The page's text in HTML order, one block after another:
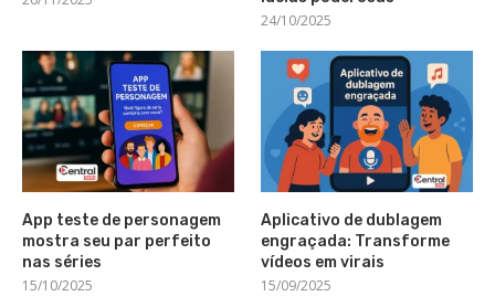
24/10/2025
App teste de personagem
mostra seu par perfeito
nas séries
15/10/2025
Aplicativo de dublagem
engraçada: Transforme
vídeos em virais
15/09/2025